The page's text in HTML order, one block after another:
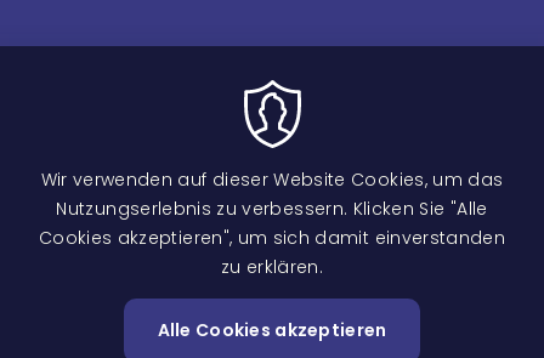
Image
Wir verwenden auf dieser Website Cookies, um das
Nutzungserlebnis zu verbessern. Klicken Sie "Alle
Cookies akzeptieren", um sich damit einverstanden
zu erklären.
Alle Cookies akzeptieren